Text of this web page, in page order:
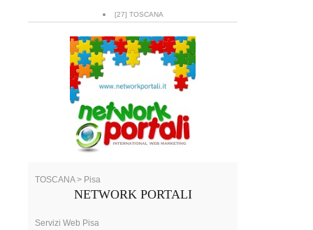
[27] TOSCANA
TOSCANA > Pisa
NETWORK PORTALI
Servizi Web Pisa